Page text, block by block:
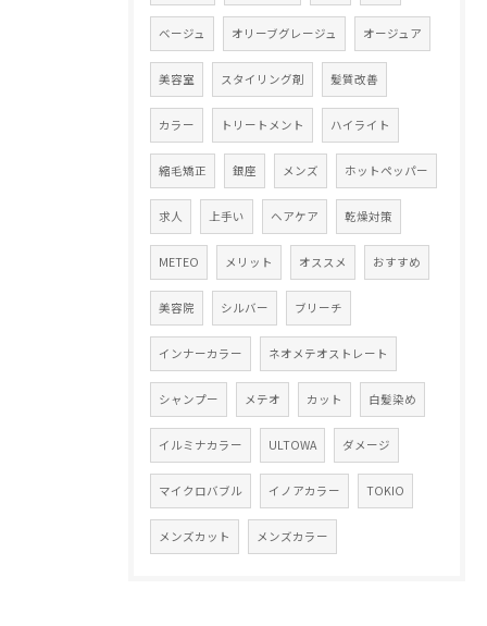
ベージュ オリーブグレージュ オージュア
美容室 スタイリング剤 髪質改善
カラー トリートメント ハイライト
縮毛矯正 銀座 メンズ ホットペッパー
求人 上手い ヘアケア 乾燥対策
METEO メリット オススメ おすすめ
美容院 シルバー ブリーチ
インナーカラー ネオメテオストレート
シャンプー メテオ カット 白髪染め
イルミナカラー ULTOWA ダメージ
マイクロバブル イノアカラー TOKIO
メンズカット メンズカラー